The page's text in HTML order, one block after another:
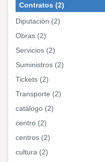
Contratos (2)
Diputación (2)
Obras (2)
Servicios (2)
Suministros (2)
Tickets (2)
Transporte (2)
catálogo (2)
centro (2)
centros (2)
cultura (2)